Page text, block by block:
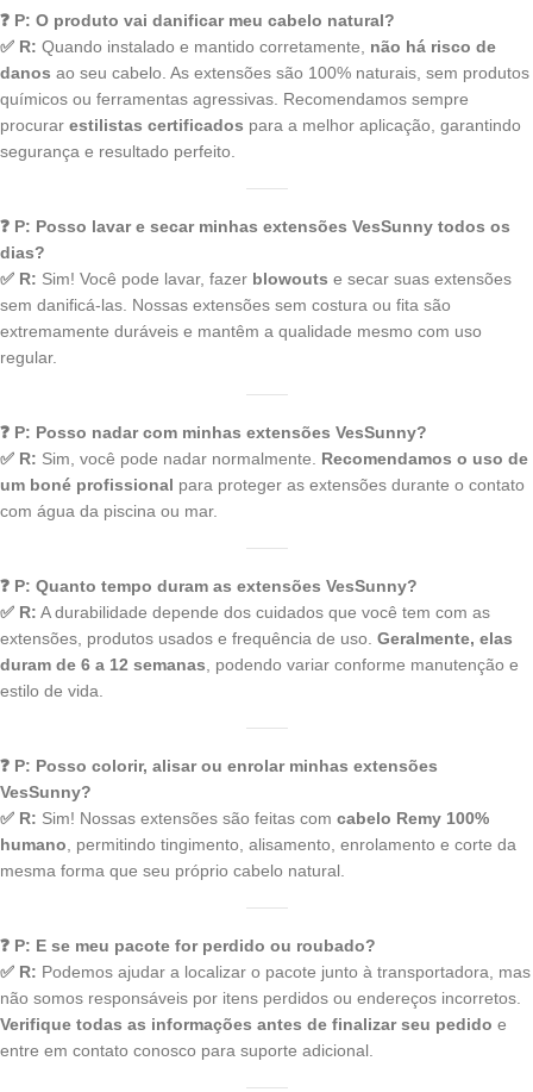
❓ P: O produto vai danificar meu cabelo natural?
✅ R: Quando instalado e mantido corretamente, não há risco de
danos ao seu cabelo. As extensões são 100% naturais, sem produtos
químicos ou ferramentas agressivas. Recomendamos sempre
procurar estilistas certificados para a melhor aplicação, garantindo
segurança e resultado perfeito.
❓ P: Posso lavar e secar minhas extensões VesSunny todos os
dias?
✅ R: Sim! Você pode lavar, fazer blowouts e secar suas extensões
sem danificá-las. Nossas extensões sem costura ou fita são
extremamente duráveis e mantêm a qualidade mesmo com uso
regular.
❓ P: Posso nadar com minhas extensões VesSunny?
✅ R: Sim, você pode nadar normalmente. Recomendamos o uso de
um boné profissional para proteger as extensões durante o contato
com água da piscina ou mar.
❓ P: Quanto tempo duram as extensões VesSunny?
✅ R: A durabilidade depende dos cuidados que você tem com as
extensões, produtos usados e frequência de uso. Geralmente, elas
duram de 6 a 12 semanas, podendo variar conforme manutenção e
estilo de vida.
❓ P: Posso colorir, alisar ou enrolar minhas extensões
VesSunny?
✅ R: Sim! Nossas extensões são feitas com cabelo Remy 100%
humano, permitindo tingimento, alisamento, enrolamento e corte da
mesma forma que seu próprio cabelo natural.
❓ P: E se meu pacote for perdido ou roubado?
✅ R: Podemos ajudar a localizar o pacote junto à transportadora, mas
não somos responsáveis por itens perdidos ou endereços incorretos.
Verifique todas as informações antes de finalizar seu pedido e
entre em contato conosco para suporte adicional.